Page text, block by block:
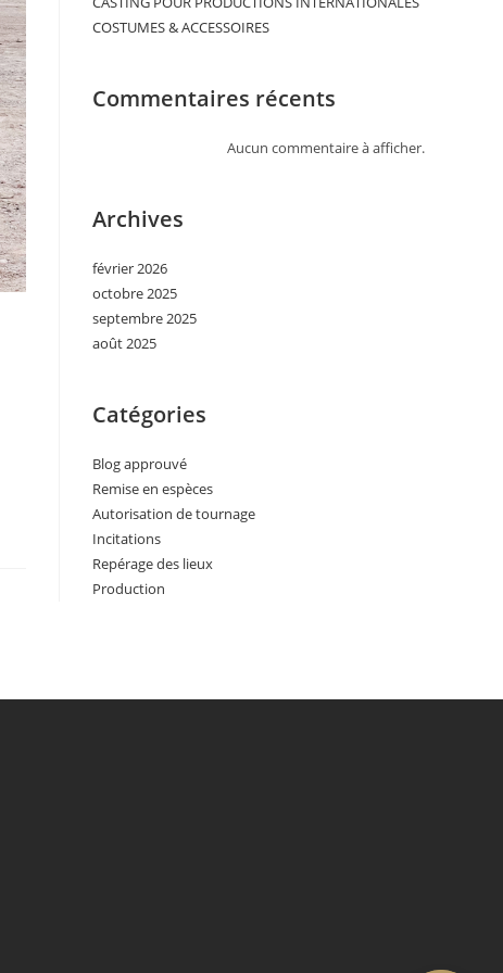
COSTUMES & ACCESSOIRES
Commentaires récents
Aucun commentaire à afficher.
Archives
février 2026
octobre 2025
septembre 2025
août 2025
Catégories
Blog approuvé
Remise en espèces
Autorisation de tournage
Incitations
Repérage des lieux
Production